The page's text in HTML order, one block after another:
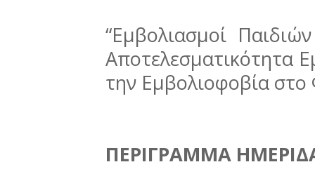
“Εμβολιασμοί
Αποτελεσματικότητα
την Εμβολιοφοβία
ΠΕΡΙΓΡΑΜΜΑ